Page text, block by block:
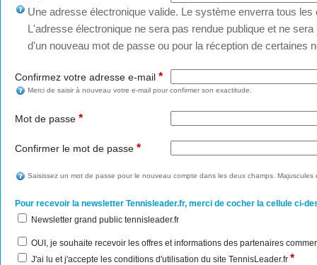
Une adresse électronique valide. Le système enverra tous
L'adresse électronique ne sera pas rendue publique et ne
d'un nouveau mot de passe ou pour la réception de certaines
Confirmez votre adresse e-mail *
Merci de saisir à nouveau votre e-mail pour confirmer son exactitude.
Mot de passe *
Confirmer le mot de passe *
Saisissez un mot de passe pour le nouveau compte dans les deux champs. Majuscules
Pour recevoir la newsletter Tennisleader.fr, merci de cocher la cellule ci-
Newsletter grand public tennisleader.fr
OUI, je souhaite recevoir les offres et informations des partenaires
J'ai lu et j'accepte les conditions d'utilisation du site TennisLeader.fr *